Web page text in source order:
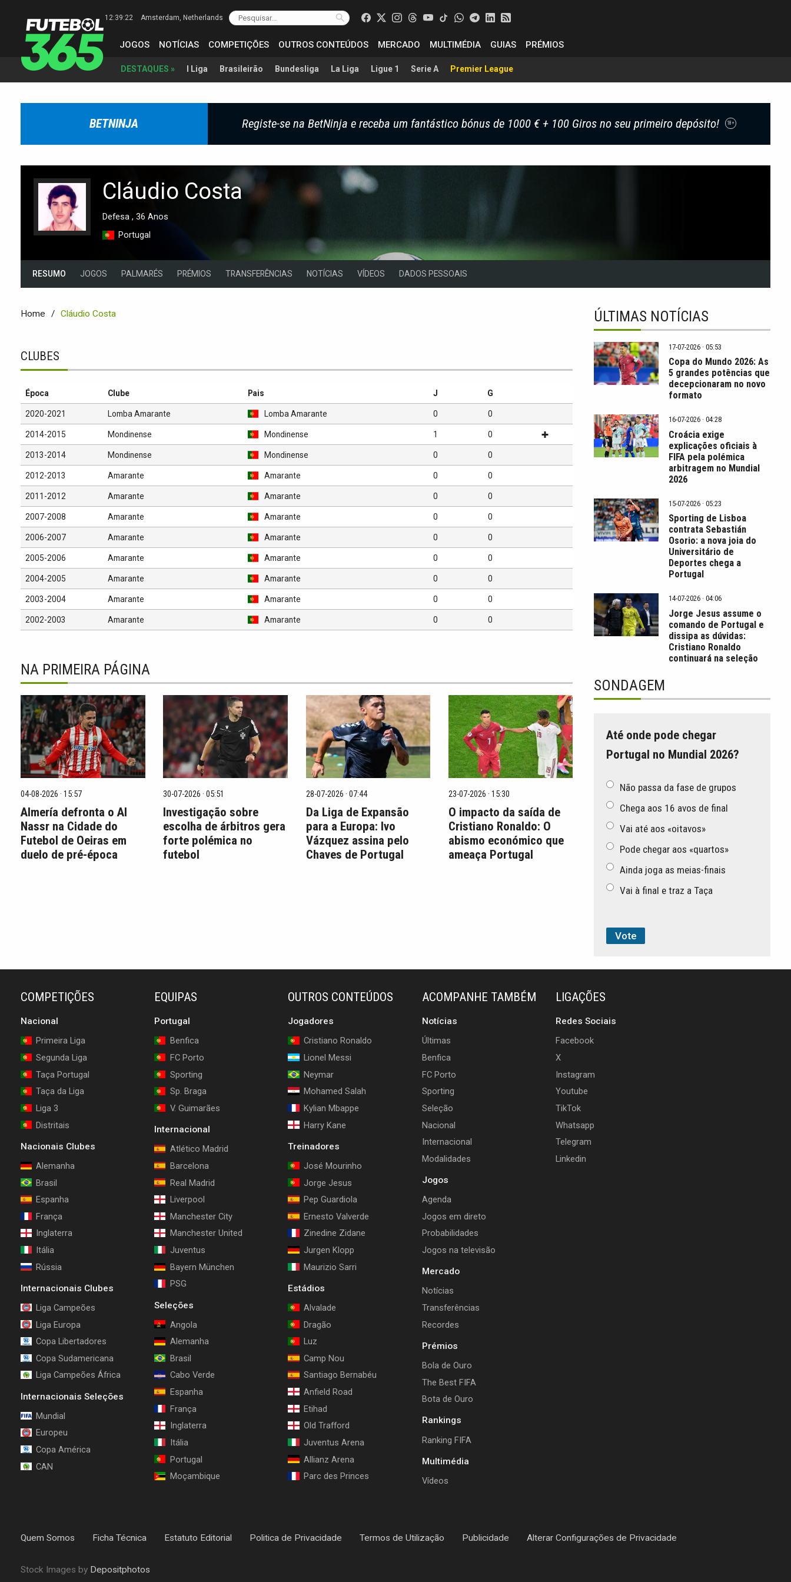
12:39:23 Amsterdam, Netherlands
JOGOS NOTÍCIAS COMPETIÇÕES OUTROS CONTEÚDOS MERCADO MULTIMÉDIA GUIAS PRÉMIOS
DESTAQUES » I Liga Brasileirão Bundesliga La Liga Ligue 1 Serie A Premier League
BETNINJA Registe-se na BetNinja e receba um fantástico bónus de 1000 € + 100 Giros no seu primeiro depósito! 18+
Cláudio Costa
Defesa , 36 Anos
Portugal
RESUMO JOGOS PALMARÉS PRÉMIOS TRANSFERÊNCIAS NOTÍCIAS VÍDEOS DADOS PESSOAIS
Home Cláudio Costa
CLUBES
Época Clube Pais J G
2020-2021 Lomba Amarante Lomba Amarante 0 0
2014-2015 Mondinense Mondinense 1 0
2013-2014 Mondinense Mondinense 0 0
2012-2013 Amarante Amarante 0 0
2011-2012 Amarante Amarante 0 0
2007-2008 Amarante Amarante 0 0
2006-2007 Amarante Amarante 0 0
2005-2006 Amarante Amarante 0 0
2004-2005 Amarante Amarante 0 0
2003-2004 Amarante Amarante 0 0
2002-2003 Amarante Amarante 0 0
NA PRIMEIRA PÁGINA
04-08-2026 · 15:57
Almería defronta o Al
Nassr na Cidade do
Futebol de Oeiras em
duelo de pré-época
30-07-2026 · 05:51
Investigação sobre
escolha de árbitros gera
forte polémica no
futebol
28-07-2026 · 07:44
Da Liga de Expansão
para a Europa: Ivo
Vázquez assina pelo
Chaves de Portugal
23-07-2026 · 15:30
O impacto da saída de
Cristiano Ronaldo: O
abismo económico que
ameaça Portugal
ÚLTIMAS NOTÍCIAS
17-07-2026 · 05:53
Copa do Mundo 2026: As
5 grandes potências que
decepcionaram no novo
formato
16-07-2026 · 04:28
Croácia exige
explicações oficiais à
FIFA pela polémica
arbitragem no Mundial
2026
15-07-2026 · 05:23
Sporting de Lisboa
contrata Sebastián
Osorio: a nova joia do
Universitário de
Deportes chega a
Portugal
14-07-2026 · 04:06
Jorge Jesus assume o
comando de Portugal e
dissipa as dúvidas:
Cristiano Ronaldo
continuará na seleção
SONDAGEM
Até onde pode chegar
Portugal no Mundial 2026?
Não passa da fase de grupos
Chega aos 16 avos de final
Vai até aos «oitavos»
Pode chegar aos «quartos»
Ainda joga as meias-finais
Vai à final e traz a Taça
COMPETIÇÕES
Nacional
Primeira Liga
Segunda Liga
Taça Portugal
Taça da Liga
Liga 3
Distritais
Nacionais Clubes
Alemanha
Brasil
Espanha
França
Inglaterra
Itália
Rússia
Internacionais Clubes
Liga Campeões
Liga Europa
Copa Libertadores
Copa Sudamericana
Liga Campeões África
Internacionais Seleções
Mundial
Europeu
Copa América
CAN
EQUIPAS
Portugal
Benfica
FC Porto
Sporting
Sp. Braga
V. Guimarães
Internacional
Atlético Madrid
Barcelona
Real Madrid
Liverpool
Manchester City
Manchester United
Juventus
Bayern München
PSG
Seleções
Angola
Alemanha
Brasil
Cabo Verde
Espanha
França
Inglaterra
Itália
Portugal
Moçambique
OUTROS CONTEÚDOS
Jogadores
Cristiano Ronaldo
Lionel Messi
Neymar
Mohamed Salah
Kylian Mbappe
Harry Kane
Treinadores
José Mourinho
Jorge Jesus
Pep Guardiola
Ernesto Valverde
Zinedine Zidane
Jurgen Klopp
Maurizio Sarri
Estádios
Alvalade
Dragão
Luz
Camp Nou
Santiago Bernabéu
Anfield Road
Etihad
Old Trafford
Juventus Arena
Allianz Arena
Parc des Princes
ACOMPANHE TAMBÉM
Notícias
Últimas
Benfica
FC Porto
Sporting
Seleção
Nacional
Internacional
Modalidades
Jogos
Agenda
Jogos em direto
Probabilidades
Jogos na televisão
Mercado
Notícias
Transferências
Recordes
Prémios
Bola de Ouro
The Best FIFA
Bota de Ouro
Rankings
Ranking FIFA
Multimédia
Vídeos
LIGAÇÕES
Redes Sociais
Facebook
X
Instagram
Youtube
TikTok
Whatsapp
Telegram
Linkedin
Quem Somos Ficha Técnica Estatuto Editorial Politica de Privacidade Termos de Utilização Publicidade Alterar Configurações de Privacidade
Stock Images by Depositphotos